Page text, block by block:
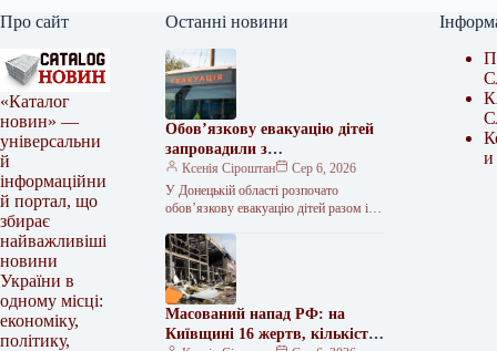
Про сайт
«Каталог
новин» —
універсальни
й
інформаційни
й портал, що
збирає
найважливіші
новини
України в
одному місці:
економіку,
політику,
Останні новини
Обов’язкову евакуацію дітей
запровадили з
найнебезпечніших зон
Краматорська та двох сусідніх
селищ.
Ксенія Сіроштан
Сер 6, 2026
У Донецькій області розпочато
обов’язкову евакуацію дітей разом із
Красноторка та Біленьке, а також
найбільш вразливих…
Масований напад РФ: на
Київщині 16 жертв, кількість
и